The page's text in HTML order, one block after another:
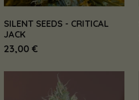
SILENT SEEDS - CRITICAL
JACK
23,00 €